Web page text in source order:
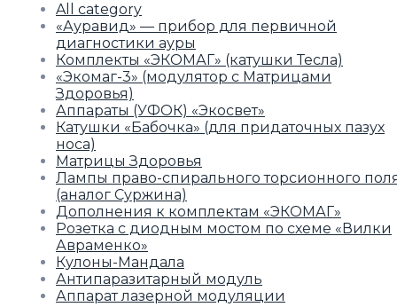
All category
«Ауравид» — прибор для первичной
диагностики ауры
Комплекты «ЭКОМАГ» (катушки Тесла)
«Экомаг-3» (модулятор с Матрицами
Здоровья)
Аппараты (УФОК) «Экосвет»
Катушки «Бабочка» (для придаточных пазух
носа)
Матрицы Здоровья
Лампы право-спирального торсионного
(аналог Суржина)
Дополнения к комплектам «ЭКОМАГ»
Розетка с диодным мостом по схеме «Вилки
Авраменко»
Кулоны-Мандала
Антипаразитарный модуль
Аппарат лазерной модуляции